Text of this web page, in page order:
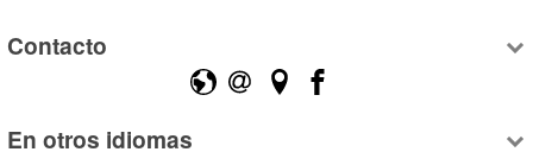
Contacto
En otros idiomas